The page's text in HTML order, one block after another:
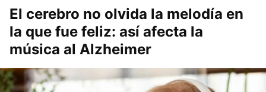
El cerebro no olvida la melodía en
la que fue feliz: así afecta la
música al Alzheimer